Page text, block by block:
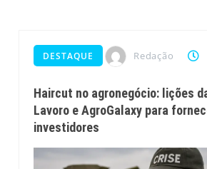
DESTAQUE Redação
Haircut no agronegócio: lições
Lavoro e AgroGalaxy para
investidores